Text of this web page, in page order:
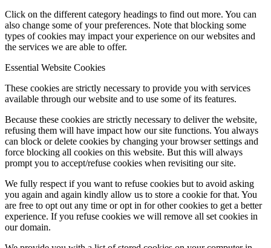
Click on the different category headings to find out more. You can
also change some of your preferences. Note that blocking some
types of cookies may impact your experience on our websites and
the services we are able to offer.
Essential Website Cookies
These cookies are strictly necessary to provide you with services
available through our website and to use some of its features.
Because these cookies are strictly necessary to deliver the website,
refusing them will have impact how our site functions. You always
can block or delete cookies by changing your browser settings and
force blocking all cookies on this website. But this will always
prompt you to accept/refuse cookies when revisiting our site.
We fully respect if you want to refuse cookies but to avoid asking
you again and again kindly allow us to store a cookie for that. You
are free to opt out any time or opt in for other cookies to get a better
experience. If you refuse cookies we will remove all set cookies in
our domain.